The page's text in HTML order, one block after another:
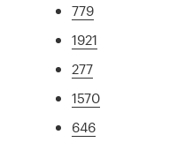
779
1921
277
1570
646